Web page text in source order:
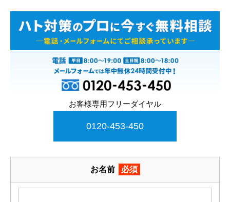
お客様専用フリーダイヤル
0120-453-450
お名前 必須